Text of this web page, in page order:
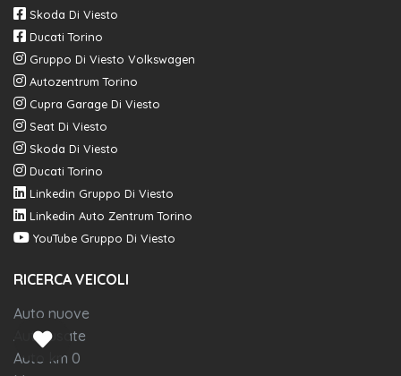
Skoda Di Viesto
Ducati Torino
Gruppo Di Viesto Volkswagen
Autozentrum Torino
Cupra Garage Di Viesto
Seat Di Viesto
Skoda Di Viesto
Ducati Torino
Linkedin Gruppo Di Viesto
Linkedin Auto Zentrum Torino
YouTube Gruppo Di Viesto
RICERCA VEICOLI
Auto nuove
Auto usate
Auto km 0